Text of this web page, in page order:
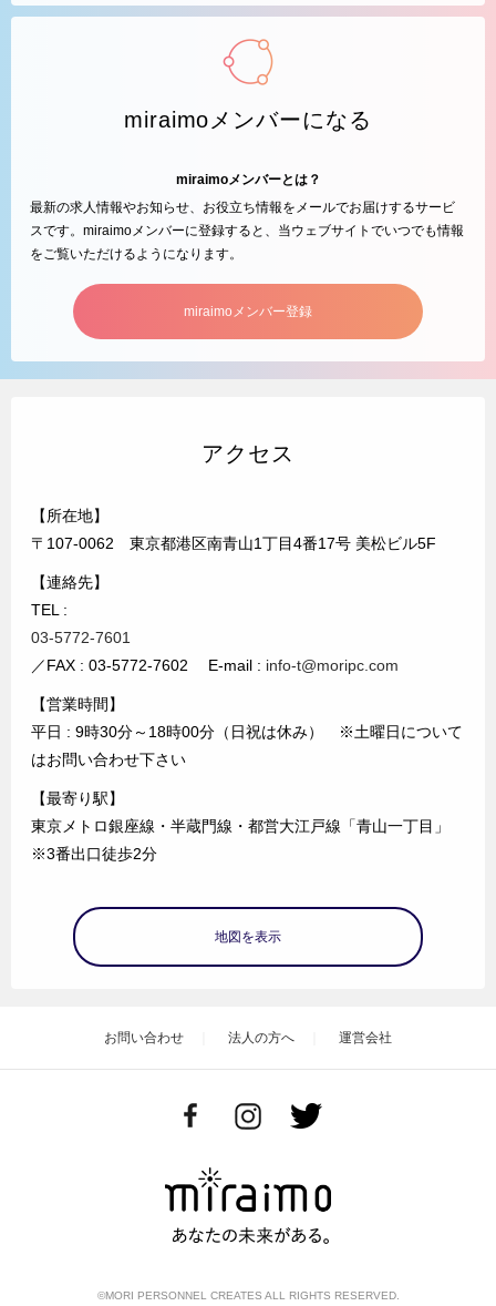
miraimoメンバーになる
miraimoメンバーとは？
最新の求人情報やお知らせ、お役立ち情報をメールでお届けするサービ
スです。miraimoメンバーに登録すると、当ウェブサイトでいつでも情報
をご覧いただけるようになります。
miraimoメンバー登録
アクセス
【所在地】
〒107-0062 東京都港区南青山1丁目4番17号 美松ビル5F
【連絡先】
TEL :
03-5772-7601
／FAX : 03-5772-7602 E-mail : info-t@moripc.com
【営業時間】
平日 : 9時30分～18時00分（日祝は休み） ※土曜日について
はお問い合わせ下さい
【最寄り駅】
東京メトロ銀座線・半蔵門線・都営大江戸線「青山一丁目」
※3番出口徒歩2分
地図を表示
お問い合わせ 法人の方へ 運営会社
©MORI PERSONNEL CREATES ALL RIGHTS RESERVED.